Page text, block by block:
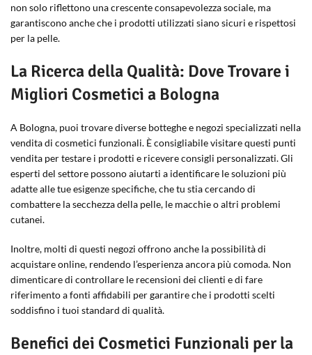
non solo riflettono una crescente consapevolezza sociale, ma
garantiscono anche che i prodotti utilizzati siano sicuri e rispettosi
per la pelle.
La Ricerca della Qualità: Dove Trovare i
Migliori Cosmetici a Bologna
A Bologna, puoi trovare diverse botteghe e negozi specializzati nella
vendita di cosmetici funzionali. È consigliabile visitare questi punti
vendita per testare i prodotti e ricevere consigli personalizzati. Gli
esperti del settore possono aiutarti a identificare le soluzioni più
adatte alle tue esigenze specifiche, che tu stia cercando di
combattere la secchezza della pelle, le macchie o altri problemi
cutanei.
Inoltre, molti di questi negozi offrono anche la possibilità di
acquistare online, rendendo l’esperienza ancora più comoda. Non
dimenticare di controllare le recensioni dei clienti e di fare
riferimento a fonti affidabili per garantire che i prodotti scelti
soddisfino i tuoi standard di qualità.
Benefici dei Cosmetici Funzionali per la